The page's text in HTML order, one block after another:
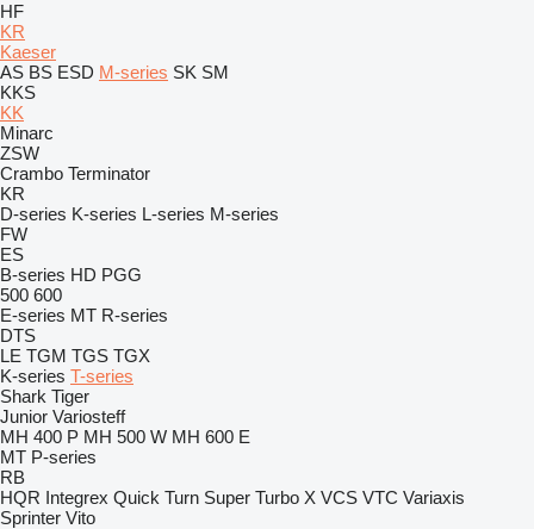
HF
KR
Kaeser
AS BS ESD M-series SK SM
KKS
KK
Minarc
ZSW
Crambo Terminator
KR
D-series K-series L-series M-series
FW
ES
B-series HD PGG
500 600
E-series MT R-series
DTS
LE TGM TGS TGX
K-series T-series
Shark Tiger
Junior Variosteff
MH 400 P MH 500 W MH 600 E
MT P-series
RB
HQR Integrex Quick Turn Super Turbo X VCS VTC Variaxis
Sprinter Vito